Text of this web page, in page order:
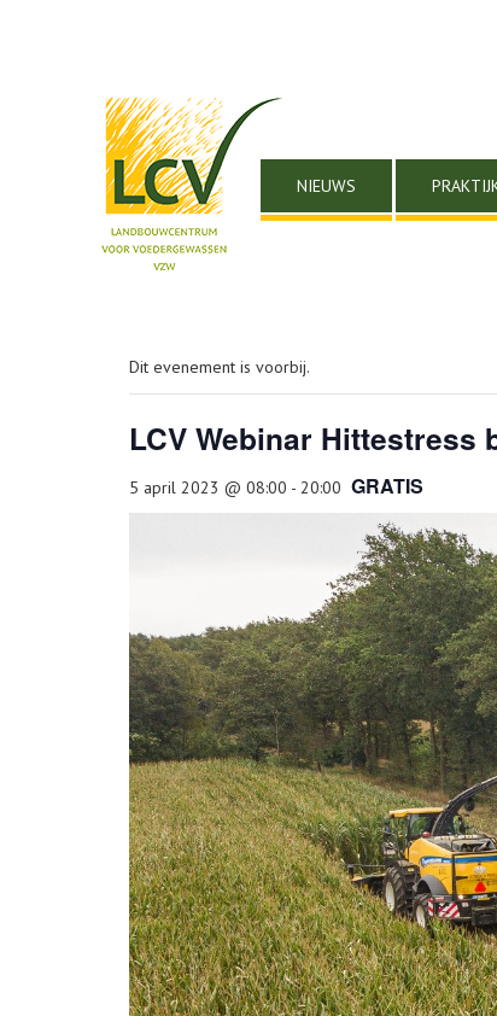
NIEUWS
Dit evenement is voorbij.
LCV Webinar Hittestress
5 april 2023 @ 08:00 - 20:00 GRATIS